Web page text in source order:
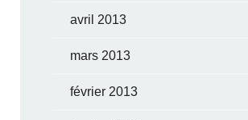
avril 2013
mars 2013
février 2013